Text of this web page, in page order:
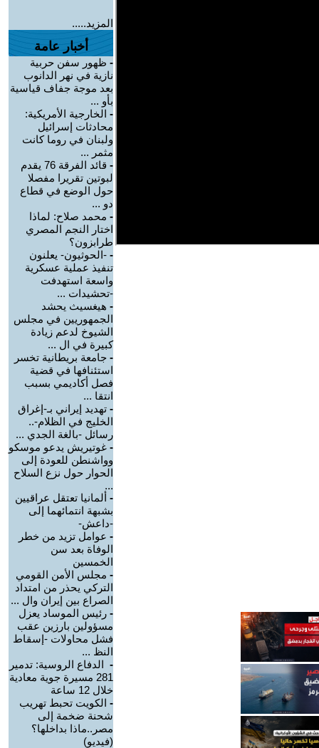
المزيد.....
أخبار عامة
- ظهور سفن حربية
نازية في نهر الدانوب
بعد موجة جفاف قياسية
بأو ...
- الخارجية الأمريكية:
محادثات إسرائيل
ولبنان في روما كانت
مثمر ...
-
قائد الفرقة 76 يقدم
لبوتين تقريرا مفصلا
حول الوضع في قطاع
دو ...
- محمد صلاح: لماذا
اختار النجم المصري
طرابزون؟
- -الحوثيون- يعلنون
تنفيذ عملية عسكرية
واسعة استهدفت
-تحشيدات ...
- هيغسيث يحشد
الجمهوريين في مجلس
الشيوخ لدعم زيادة
كبيرة في ال ...
- جامعة بريطانية تخسر
استئنافها في قضية
فصل أكاديمي بسبب
انتقا ...
- تهديد إيراني بـ-إغراق
الخليج في الظلام-..
رسائل -بالغة الجدي ...
- غوتيريش يدعو موسكو
وواشنطن للعودة إلى
الحوار حول نزع السلاح
...
- ألمانيا تعتقل عراقيين
بشبهة انتمائهما إلى
-داعش-
- عوامل تزيد من خطر
الوفاة بعد سن
الخمسين
- مجلس الأمن القومي
التركي يحذر من امتداد
الصراع بين إيران وال ...
- رئيس الموساد يعزل
مسؤولين بارزين عقب
فشل محاولات -إسقاط
النظ ...
- الدفاع الروسية: تدمير
281 مسيرة جوية معادية
خلال 12 ساعة
- الكويت تحبط تهريب
شحنة ضخمة إلى
مصر..ماذا بداخلها؟
(فيديو)